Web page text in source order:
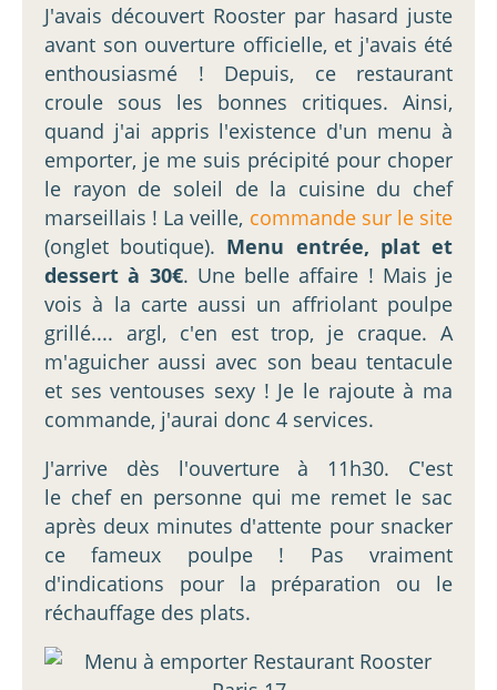
J'avais découvert Rooster par hasard juste
avant son ouverture officielle, et j'avais été
enthousiasmé ! Depuis, ce restaurant
croule sous les bonnes critiques. Ainsi,
quand j'ai appris l'existence d'un menu à
emporter, je me suis précipité pour choper
le rayon de soleil de la cuisine du chef
marseillais ! La veille, commande sur le site
(onglet boutique). Menu entrée, plat et
dessert à 30€. Une belle affaire ! Mais je
vois à la carte aussi un affriolant poulpe
grillé.... argl, c'en est trop, je craque. A
m'aguicher aussi avec son beau tentacule
et ses ventouses sexy ! Je le rajoute à ma
commande, j'aurai donc 4 services.
J'arrive dès l'ouverture à 11h30. C'est
le chef en personne qui me remet le sac
après deux minutes d'attente pour snacker
ce fameux poulpe ! Pas vraiment
d'indications pour la préparation ou le
réchauffage des plats.